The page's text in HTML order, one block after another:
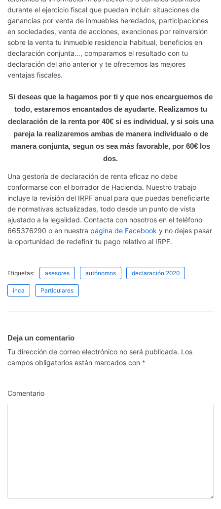
durante el ejercicio fiscal que puedan incluir: situaciones de
ganancias por venta de inmuebles heredados, participaciones
en sociedades, venta de acciones, exenciones por reinversión
sobre la venta tu inmueble residencia habitual, beneficios en
declaración conjunta…, comparamos el resultado con tu
declaración del año anterior y te ofrecemos las mejores
ventajas fiscales.
Si deseas que la hagamos por ti y que nos encarguemos de
todo, estaremos encantados de ayudarte. Realizamos tu
declaración de la renta por 40€ si es individual, y si sois una
pareja la realizaremos ambas de manera individualo o de
manera conjunta, segun os sea más favorable, por 60€ los
dos.
Una gestoría de declaración de renta eficaz no debe
conformarse con el borrador de Hacienda. Nuestro trabajo
incluye la revisión del IRPF anual para que puedas beneficiarte
de normativas actualizadas, todo desde un punto de vista
ajustado a la legalidad. Contacta con nosotros en el teléfono
665376290 o en nuestra página de Facebook y no dejes pasar
la oportunidad de redefinir tu pago relativo al IRPF.
Etiquetas: asesores autónomos declaración 2020
inca Particulares
Deja un comentario
Tu dirección de correo electrónico no será publicada. Los
campos obligatorios están marcados con *
Comentario